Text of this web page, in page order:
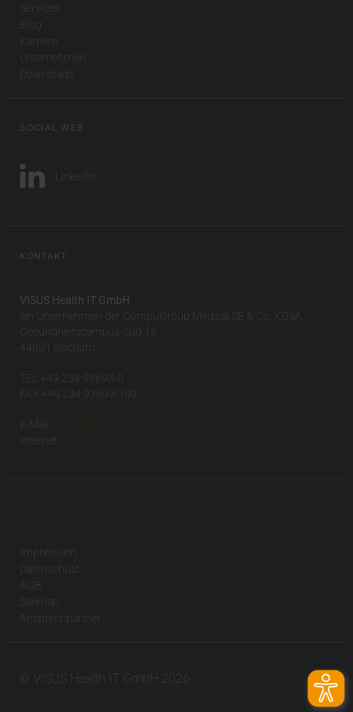
Services
Blog
Karriere
Unternehmen
Downloads
SOCIAL WEB
LinkedIn
KONTAKT
VISUS Health IT GmbH
ein Unternehmen der CompuGroup Medical SE & Co. KGaA
Gesundheitscampus-Süd 15
44801 Bochum
TEL +49 234 93693-0
FAX +49 234 93693-199
E-Mail:
info(at)visus.com
Internet:
www.visus.com
Impressum
Datenschutz
AGB
Sitemap
Ansprechpartner
© VISUS Health IT GmbH 2026